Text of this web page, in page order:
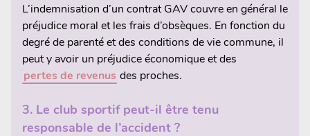
L’indemnisation d’un contrat GAV couvre en général le
préjudice moral et les frais d’obsèques. En fonction du
degré de parenté et des conditions de vie commune, il
peut y avoir un préjudice économique et des
pertes de revenus des proches.
3. Le club sportif peut-il être tenu
responsable de l’accident ?